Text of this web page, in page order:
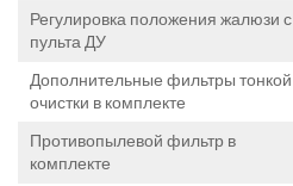
Регулировка положения жалюзи с
пульта ДУ
Дополнительные фильтры тонкой
очистки в комплекте
Противопылевой фильтр в
комплекте